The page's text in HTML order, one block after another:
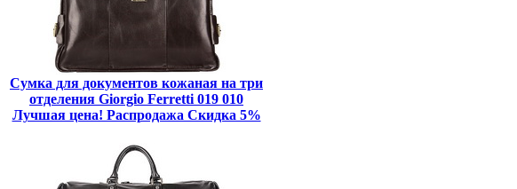
Сумка для документов кожаная на три
отделения Giorgio Ferretti 019 010
Лучшая цена! Распродажа Скидка 5%